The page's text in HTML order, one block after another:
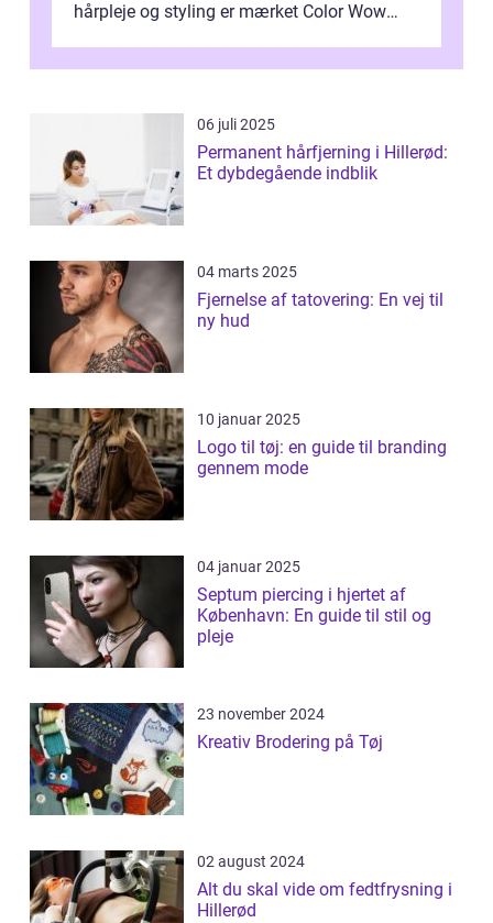
hårpleje og styling er mærket Color Wow
innova...
06 juli 2025
Permanent hårfjerning i Hillerød:
Et dybdegående indblik
04 marts 2025
Fjernelse af tatovering: En vej til
ny hud
10 januar 2025
Logo til tøj: en guide til branding
gennem mode
04 januar 2025
Septum piercing i hjertet af
København: En guide til stil og
pleje
23 november 2024
Kreativ Brodering på Tøj
02 august 2024
Alt du skal vide om fedtfrysning i
Hillerød